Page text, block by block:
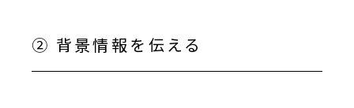
② 背景情報を伝える